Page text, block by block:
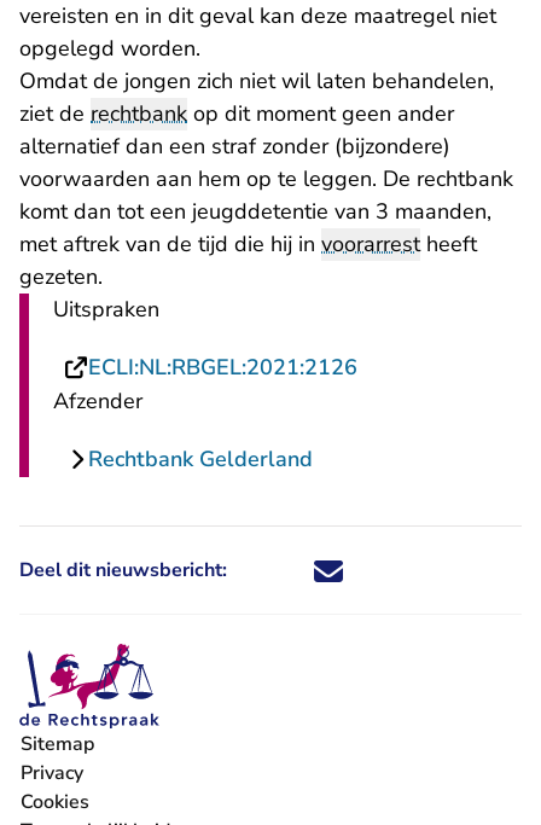
vereisten en in dit geval kan deze maatregel niet
opgelegd worden.
Omdat de jongen zich niet wil laten behandelen,
ziet de rechtbank op dit moment geen ander
alternatief dan een straf zonder (bijzondere)
voorwaarden aan hem op te leggen. De rechtbank
komt dan tot een jeugddetentie van 3 maanden,
met aftrek van de tijd die hij in voorarrestheeft
gezeten.
Uitspraken
ECLI:NL:RBGEL:2021:2126
Afzender
Rechtbank Gelderland
Deel dit nieuwsbericht: Deel dit nieuwsbericht via X -
Deel dit nieuwsbericht via
Deel dit nieuwsbericht
Deel dit
Sitemap
Privacy
Cookies